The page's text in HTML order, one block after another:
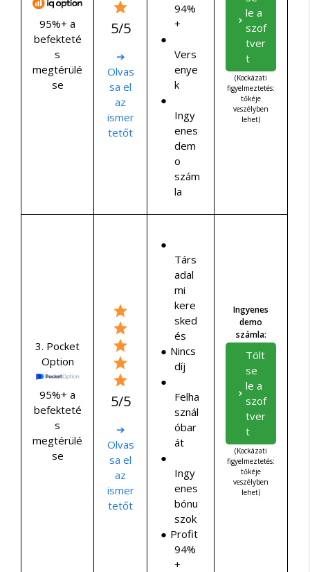
95%+ a
befekteté
s
megtérülé
se
5/5
➔
Olvas
sa el
az
ismer
tetőt
94%
+
Vers
enye
k
Ingy
enes
dem
o
szám
la
le a
szof
tver
t
(Kockázati
figyelmeztetés:
tőkéje
veszélyben
lehet)
3. Pocket
Option
95%+ a
befekteté
s
megtérülé
se
5/5
➔
Olvas
sa el
az
ismer
tetőt
Társ
adal
mi
kere
sked
és
Nincs
díj
Felha
sznál
óbar
át
Ingy
enes
bónu
szok
Profit
94%
+
Ingyenes
demo
számla:
Tölt
se
le a
szof
tver
t
(Kockázati
figyelmeztetés:
tőkéje
veszélyben
lehet)